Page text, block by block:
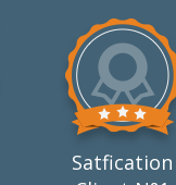
Satfication